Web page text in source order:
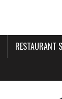
RESTAURANT